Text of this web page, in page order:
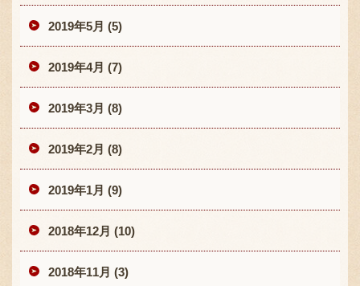
2019年5月 (5)
2019年4月 (7)
2019年3月 (8)
2019年2月 (8)
2019年1月 (9)
2018年12月 (10)
2018年11月 (3)